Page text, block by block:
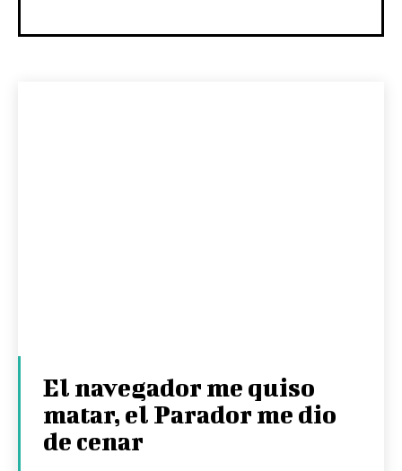
El navegador me quiso
matar, el Parador me dio
de cenar